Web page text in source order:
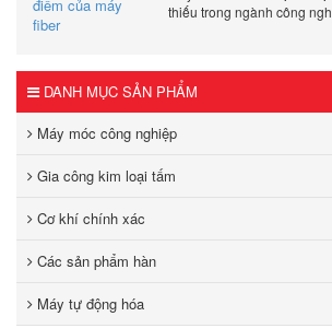
thiếu trong ngành công
DANH MỤC SẢN PHẨM
Máy móc công nghiệp
Gia công kim loại tấm
Cơ khí chính xác
Các sản phẩm hàn
Máy tự động hóa